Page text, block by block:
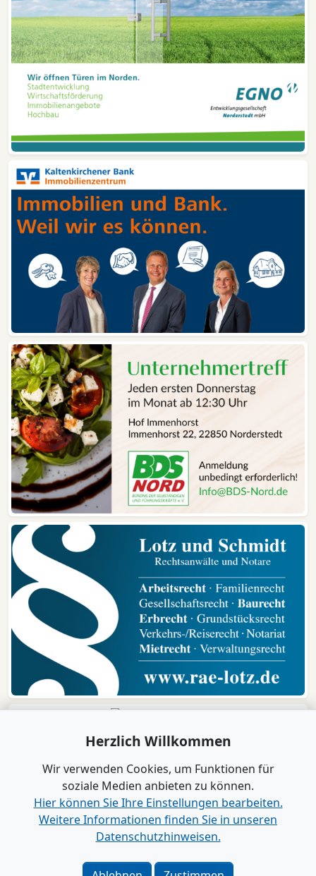
Impressum
|Datenschutz|Barrierefreiheit
Herzlich Willkommen
Wir verwenden Cookies, um Funktionen für
soziale Medien anbieten zu können.
Hier können Sie Ihre Einstellungen bearbeiten.
Weitere Informationen finden Sie in unseren
Datenschutzhinweisen.